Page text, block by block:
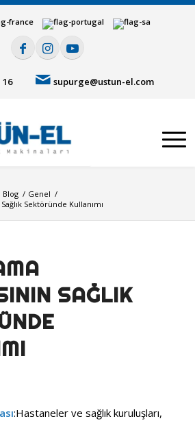
16 supurge@ustun-el.com
Blog / Genel /
Sektöründe Kullanımı
SAĞLIK
:Hastaneler ve sağlık kuruluşları,